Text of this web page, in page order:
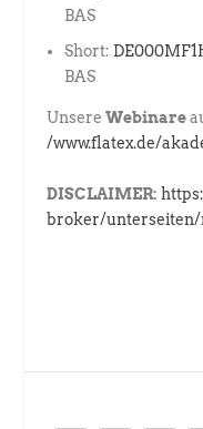
BAS
Short:
BAS
UnsereWebinare
/www.flatex.de/
DISCLAIMER:
broker/